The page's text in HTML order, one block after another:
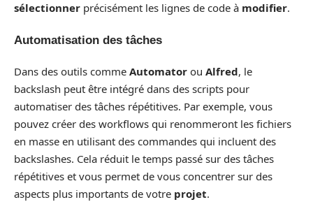
sélectionner précisément les lignes de code à modifier.
Automatisation des tâches
Dans des outils comme Automator ou Alfred, le
backslash peut être intégré dans des scripts pour
automatiser des tâches répétitives. Par exemple, vous
pouvez créer des workflows qui renommeront les fichiers
en masse en utilisant des commandes qui incluent des
backslashes. Cela réduit le temps passé sur des tâches
répétitives et vous permet de vous concentrer sur des
aspects plus importants de votre projet.